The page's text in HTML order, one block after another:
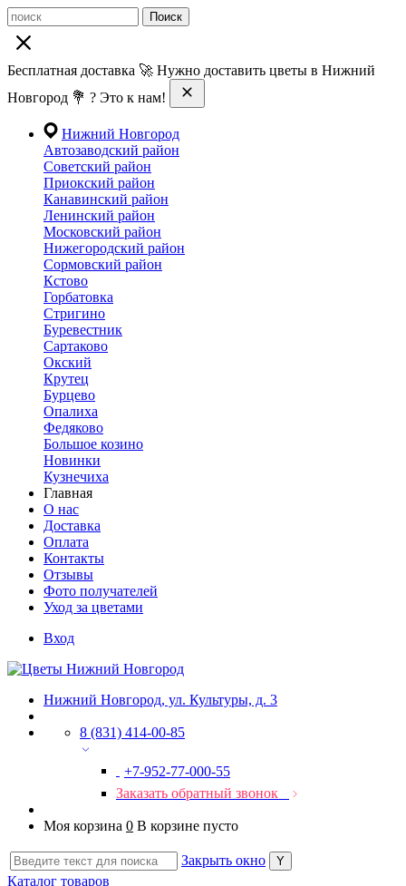
Поиск
Бесплатная доставка 🚀 Нужно доставить цветы в Нижний
Новгород 💐 ? Это к нам!
Нижний Новгород
Автозаводский район
Советский район
Приокский район
Канавинский район
Ленинский район
Московский район
Нижегородский район
Сормовский район
Кстово
Горбатовка
Стригино
Буревестник
Сартаково
Окский
Крутец
Бурцево
Опалиха
Федяково
Большое козино
Новинки
Кузнечиха
Главная
О нас
Доставка
Оплата
Контакты
Отзывы
Фото получателей
Уход за цветами
Вход
Нижний Новгород, ул. Культуры, д. 3
8 (831) 414-00-85
+7-952-77-000-55
Заказать обратный звонок
Моя корзина 0 В корзине пусто
Закрыть окно
Каталог товаров